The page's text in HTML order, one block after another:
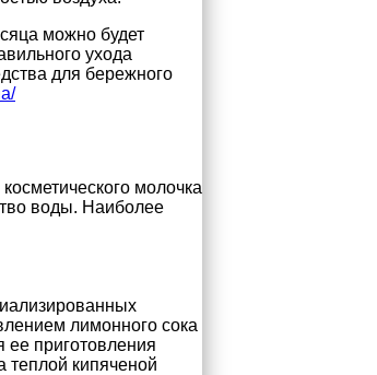
можно будет
ухода
для бережного
молочка
воды. Наиболее
лимонного сока
ее приготовления
теплой кипяченой